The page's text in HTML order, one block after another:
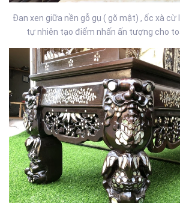
Đan xen giữa nền gỗ gụ ( gõ mật) , ốc xà cừ
tự nhiên tạo điểm nhấn ấn tượng cho